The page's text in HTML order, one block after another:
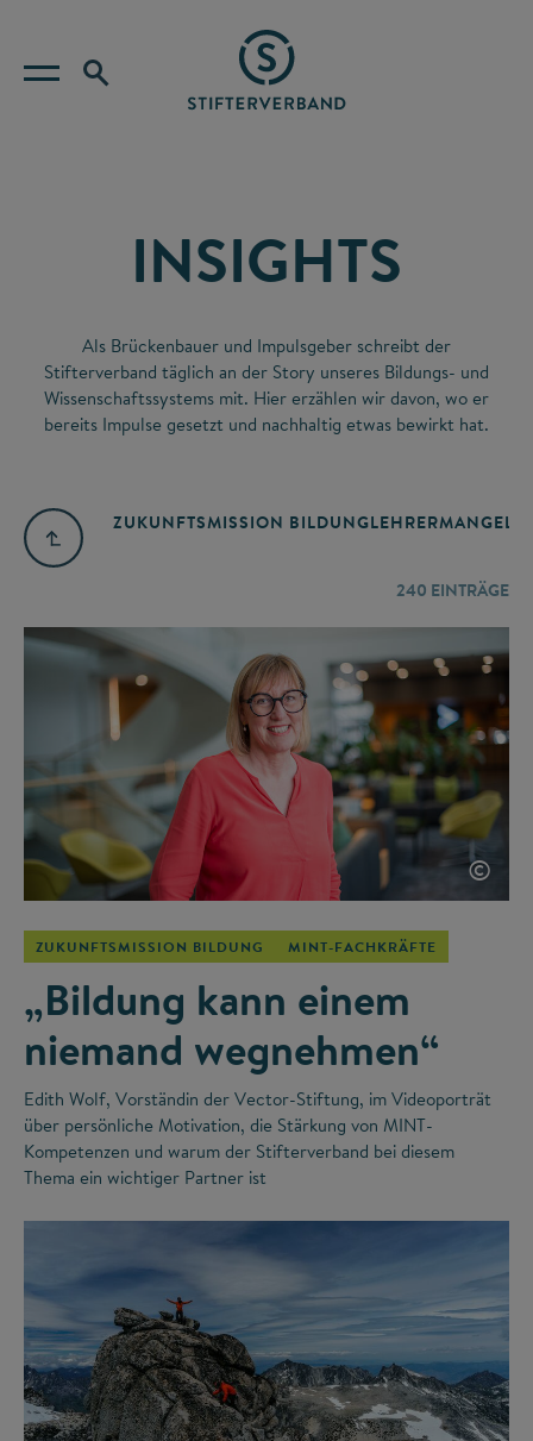
INSIGHTS
Als Brückenbauer und Impulsgeber schreibt der
Stifterverband täglich an der Story unseres Bildungs- und
Wissenschaftssystems mit. Hier erzählen wir davon, wo er
bereits Impulse gesetzt und nachhaltig etwas bewirkt hat.
ZUKUNFTSMISSION BILDUNGLEHRERMANGEL
240 EINTRÄGE
©
ZUKUNFTSMISSION BILDUNG MINT-FACHKRÄFTE
„Bildung kann einem
niemand wegnehmen“
Edith Wolf, Vorständin der Vector-Stiftung, im Videoporträt
über persönliche Motivation, die Stärkung von MINT-
Kompetenzen und warum der Stifterverband bei diesem
Thema ein wichtiger Partner ist